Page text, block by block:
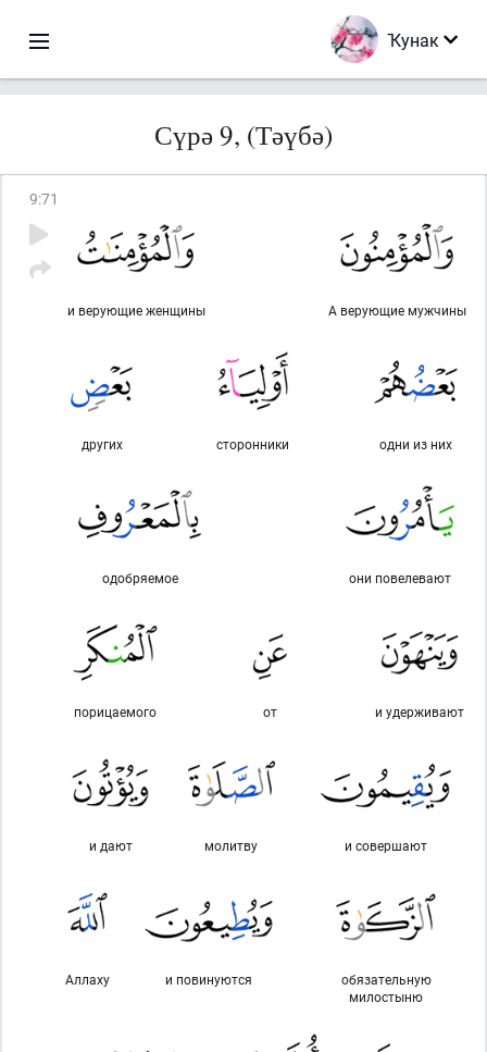
Ҡунак
Сүрә 9, (Тәүбә)
9:71
А верующие мужчины
и верующие женщины
одни из них
сторонники
других
они повелевают
одобряемое
и удерживают
от
порицаемого
и совершают
молитву
и дают
обязательную
милостыню
и повинуются
Аллаху